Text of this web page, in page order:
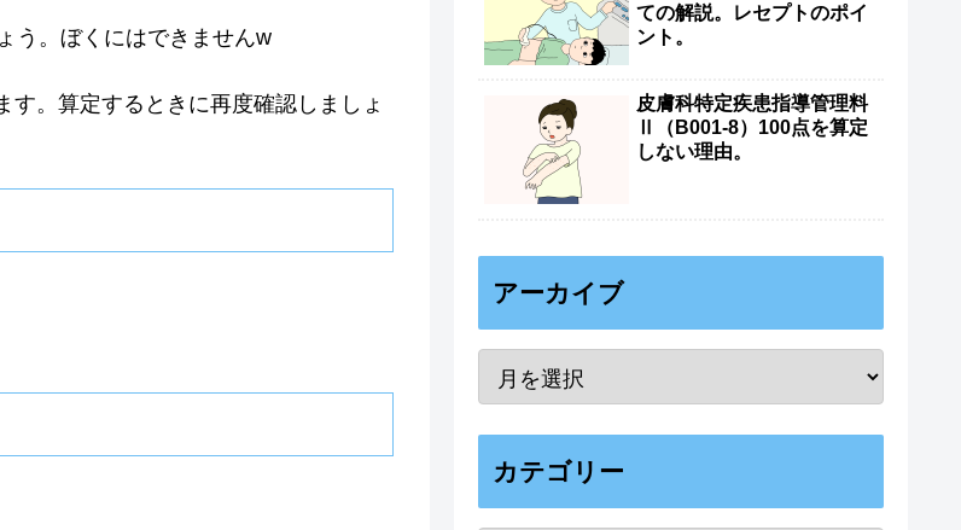
う。ぼくにはできませんw
。算定するときに再度確認しましょ
ての解説。レセプトのポイ
ント。
皮膚科特定疾患指導管理料
Ⅱ（B001-8）100点を算定
しない理由。
アーカイブ
カテゴリー